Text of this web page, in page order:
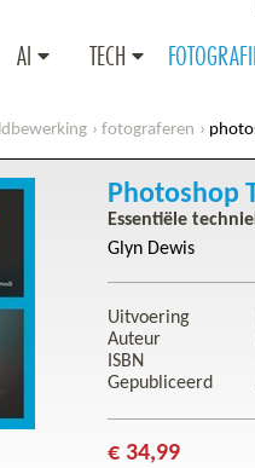
AI TECH
fotograferen
Photoshop
Essentiële
Glyn Dewis
Uitvoering
Auteur
ISBN
Gepubliceerd
€ 34,99